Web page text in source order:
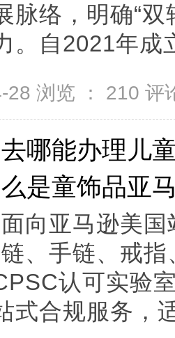
脉络，明确“
。自2021年成
浏览 ： 210 评
去哪能办理儿
么是童饰品亚
面向亚马逊美
链、手链、戒
认可实验
式合规服务，